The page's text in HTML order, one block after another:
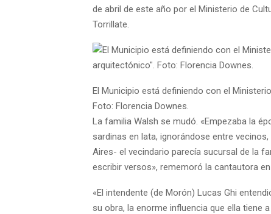
de abril de este año por el Ministerio de
Torrillate.
El Municipio está definiendo con el
Foto: Florencia Downes.
La familia Walsh se mudó. «Empezaba la
sardinas en lata, ignorándose entre
Aires- el vecindario parecía sucursal de la
escribir versos», rememoró la cantautora
«El intendente (de Morón) Lucas Ghi
su obra, la enorme influencia que ella tiene